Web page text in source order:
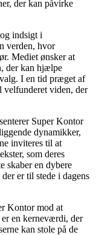
der kan påvirke
indsigt i
verden, hvor
Mediet ønsker at
der kan hjælpe
I en tid præget af
velfunderet viden, der
Super Kontor
dynamikker,
inviteres til at
som deres
skaber en dybere
er til stede i dagens
Kontor mod at
en kerneværdi, der
kan stole på de